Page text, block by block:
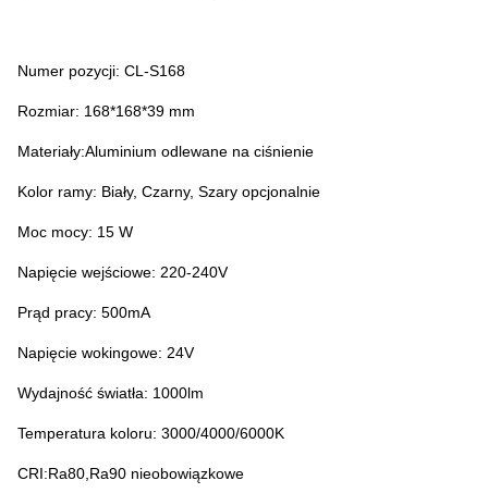
Numer pozycji: CL-S168
Rozmiar: 168*168*39 mm
Materiały:Aluminium odlewane na ciśnienie
Kolor ramy: Biały, Czarny, Szary opcjonalnie
Moc mocy: 15 W
Napięcie wejściowe: 220-240V
Prąd pracy: 500mA
Napięcie wokingowe: 24V
Wydajność światła: 1000lm
Temperatura koloru: 3000/4000/6000K
CRI:Ra80,Ra90 nieobowiązkowe